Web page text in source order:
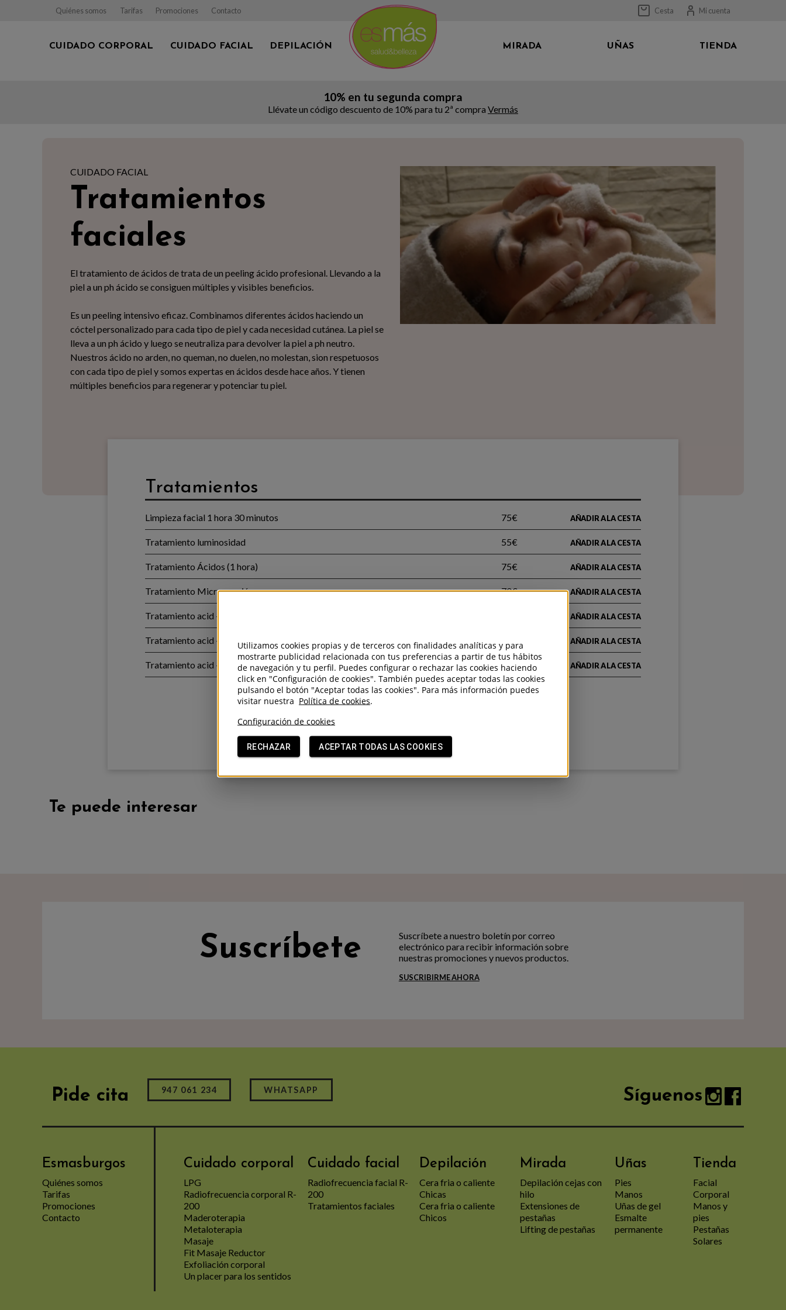
Quiénes somos Tarifas Promociones Contacto Cesta Mi cuenta
CUIDADO CORPORAL CUIDADO FACIAL DEPILACIÓN MIRADA UÑAS TIENDA
10% en tu segunda compra
Llévate un código descuento de 10% para tu 2ª compra Vermás
CUIDADO FACIAL
Tratamientos
faciales
El tratamiento de ácidos de trata de un peeling ácido profesional. Llevando a la
piel a un ph ácido se consiguen múltiples y visibles beneficios.
Es un peeling intensivo eficaz. Combinamos diferentes ácidos haciendo un
cóctel personalizado para cada tipo de piel y cada necesidad cutánea. La piel se
lleva a un ph ácido y luego se neutraliza para devolver la piel a ph neutro.
Nuestros ácido no arden, no queman, no duelen, no molestan, sion respetuosos
con cada tipo de piel y somos expertas en ácidos desde hace años. Y tienen
múltiples beneficios para regenerar y potenciar tu piel.
Tratamientos
Limpieza facial 1 hora 30 minutos 75€ AÑADIR A LA CESTA
Tratamiento luminosidad 55€ AÑADIR A LA CESTA
Tratamiento Ácidos (1 hora) 75€ AÑADIR A LA CESTA
Tratamiento Micropunción 70€ AÑADIR A LA CESTA
Tratamiento acid + Micropunción AÑADIR A LA CESTA
Tratamiento acid + Radiofrecuencia AÑADIR A LA CESTA
Tratamiento acid + Radiofrecuencia+ Micropunción 115€ AÑADIR A LA CESTA
Pide tu cita
Te puede interesar
Suscríbete
Suscríbete a nuestro boletín por correo
electrónico para recibir información sobre
nuestras promociones y nuevos productos.
SUSCRIBIRME AHORA
Pide cita 947 061 234 WHATSAPP Síguenos
Esmasburgos
Quiénes somos
Tarifas
Promociones
Contacto
Cuidado corporal
LPG
Radiofrecuencia corporal R-
200
Maderoterapia
Metaloterapia
Masaje
Fit Masaje Reductor
Exfoliación corporal
Un placer para los sentidos
Cuidado facial
Radiofrecuencia facial R-
200
Tratamientos faciales
Depilación
Cera fria o caliente
Chicas
Cera fria o caliente
Chicos
Mirada
Depilación cejas con
hilo
Extensiones de
pestañas
Lifting de pestañas
Uñas
Pies
Manos
Uñas de gel
Esmalte
permanente
Tienda
Facial
Corporal
Manos y
pies
Pestañas
Solares
Utilizamos cookies propias y de terceros con finalidades analíticas y para
mostrarte publicidad relacionada con tus preferencias a partir de tus hábitos
de navegación y tu perfil. Puedes configurar o rechazar las cookies haciendo
click en "Configuración de cookies". También puedes aceptar todas las cookies
pulsando el botón "Aceptar todas las cookies". Para más información puedes
visitar nuestra Política de cookies.
Configuración de cookies
RECHAZAR ACEPTAR TODAS LAS COOKIES